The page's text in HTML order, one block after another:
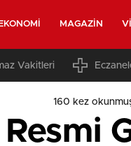
EKONOMI MAGAZIN
Vakitleri
160 kez